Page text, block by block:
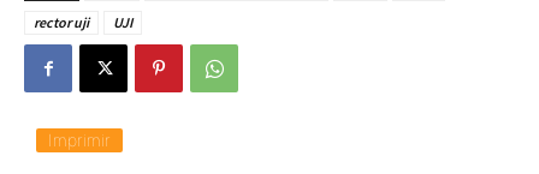
rector uji
UJI
Imprimir